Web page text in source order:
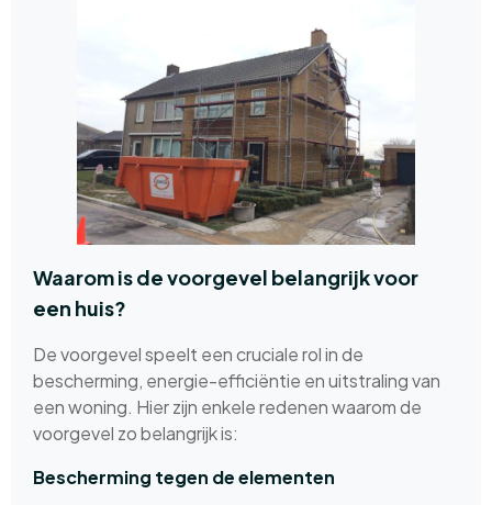
Waarom is de voorgevel belangrijk voor
een huis?
De voorgevel speelt een cruciale rol in de
bescherming, energie-efficiëntie en uitstraling van
een woning. Hier zijn enkele redenen waarom de
voorgevel zo belangrijk is:
Bescherming tegen de elementen